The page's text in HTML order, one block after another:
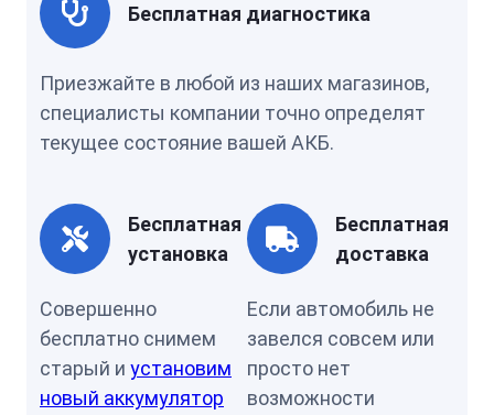
Бесплатная диагностика
Приезжайте в любой из наших магазинов,
специалисты компании точно определят
текущее состояние вашей АКБ.
Бесплатная
установка
Совершенно
бесплатно снимем
старый и установим
новый аккумулятор
Бесплатная
доставка
Если автомобиль не
завелся совсем или
просто нет
возможности